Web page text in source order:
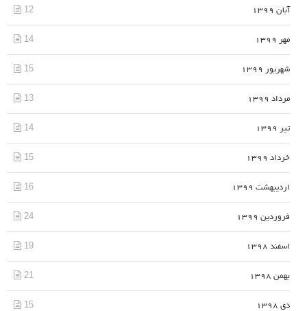
آبان 1399 12
مهر 1399 14
شهریور 1399 15
مرداد 1399 13
تیر 1399 14
خرداد 1399 15
اردیبهشت 1399 16
فروردین 1399 24
اسفند 1398 19
بهمن 1398 21
دی 1398 15